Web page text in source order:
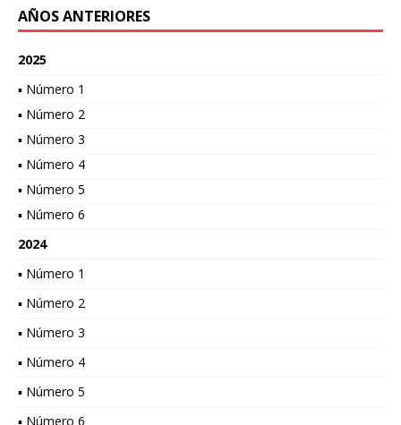
AÑOS ANTERIORES
2025
▪ Número 1
▪ Número 2
▪ Número 3
▪ Número 4
▪ Número 5
▪ Número 6
2024
▪ Número 1
▪ Número 2
▪ Número 3
▪ Número 4
▪ Número 5
▪ Número 6